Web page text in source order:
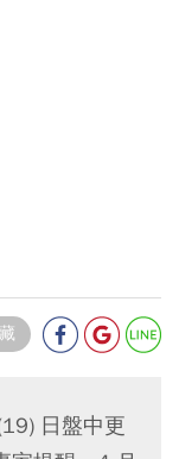
日盤中更